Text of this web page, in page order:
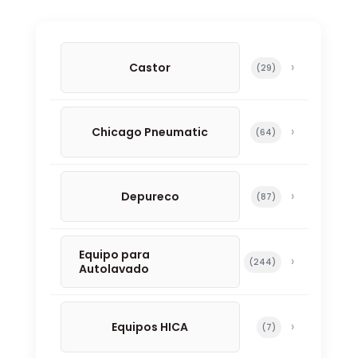
Castor 2929 productos
Chicago Pneumatic 6464 productos
Depureco 8787 productos
Equipo para
Autolavado
244244 productos
Equipos HICA 77 productos